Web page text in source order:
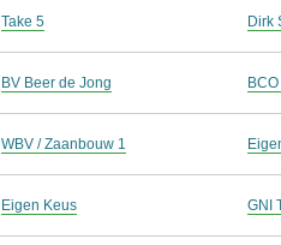
Take 5 Dirk
BV Beer de Jong
WBV / Zaanbouw 1
Eigen Keus GNI